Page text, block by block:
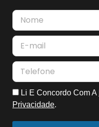
Li E Concordo Com A
Privacidade.